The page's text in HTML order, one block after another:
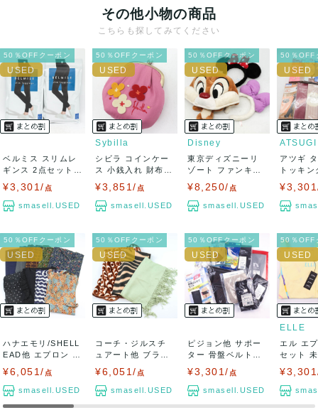
その他小物の商品
こちらも探してみてください
50％OFFクーポン
ベルミス スリムレ
ギンス 2点セット
¥3,301/ 点
smasell.USED
50％OFFクーポン
Sybilla
シビラ コインケー
ス 小銭入れ 財布
¥3,851/ 点
smasell.USED
50％OFFクーポン
Disney
東京ディズニーリ
ゾート ファンキャ
シ...
¥8,250/ 点
smasell.USED
50％OFF
ATSUGI
アツギ
トッキ
50％OFFクーポン
ハナエモリ/SHELL
EAD他 エプロン 9
¥6,051/ 点
smasell.USED
50％OFFクーポン
コーチ・ジルスチ
ュアート他 ブラン
¥6,051/ 点
smasell.USED
50％OFFクーポン
ピジョン他 サポー
ター 骨盤ベルトな
¥3,301/ 点
smasell.USED
50％OFF
ELLE
エル エ
セット